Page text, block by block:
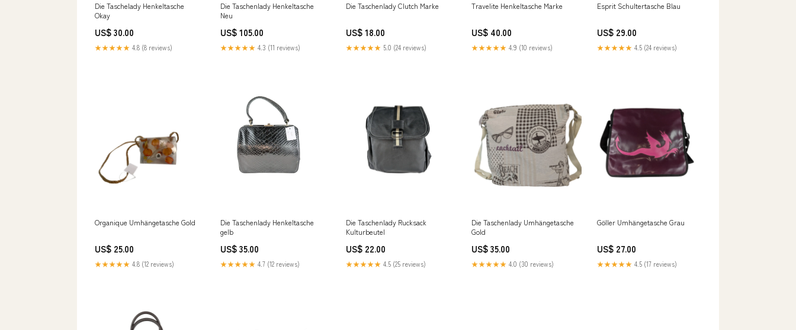
Die Taschelady Henkeltasche
Okay
US$ 30.00
★★★★★ 4.8 (8 reviews)
Die Taschenlady Henkeltasche
Neu
US$ 105.00
★★★★★ 4.3 (11 reviews)
Die Taschenlady Clutch Marke
US$ 18.00
★★★★★ 5.0 (24 reviews)
Travelite Henkeltasche Marke
US$ 40.00
★★★★★ 4.9 (10 reviews)
Esprit Schultertasche Blau
US$ 29.00
★★★★★ 4.5 (24 reviews)
Organique Umhängetasche Gold
US$ 25.00
★★★★★ 4.8 (12 reviews)
Die Taschenlady Henkeltasche
gelb
US$ 35.00
★★★★★ 4.7 (12 reviews)
Die Taschenlady Rucksack
Kulturbeutel
US$ 22.00
★★★★★ 4.5 (25 reviews)
Die Taschenlady Umhängetasche
Gold
US$ 35.00
★★★★★ 4.0 (30 reviews)
Göller Umhängetasche Grau
US$ 27.00
★★★★★ 4.5 (17 reviews)